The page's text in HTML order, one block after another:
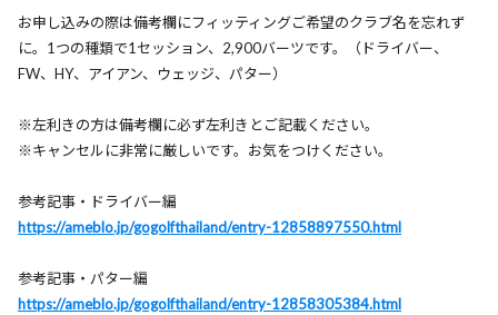
お申し込みの際は備考欄にフィッティングご希望のクラブ名を忘れず
に。1つの種類で1セッション、2,900バーツです。（ドライバー、
FW、HY、アイアン、ウェッジ、パター）
※左利きの方は備考欄に必ず左利きとご記載ください。
※キャンセルに非常に厳しいです。お気をつけください。
参考記事・ドライバー編
https://ameblo.jp/gogolfthailand/entry-12858897550.html
参考記事・パター編
https://ameblo.jp/gogolfthailand/entry-12858305384.html